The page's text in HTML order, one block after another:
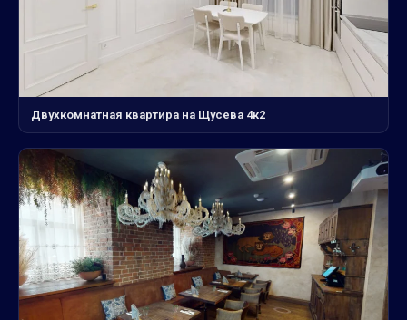
Двухкомнатная квартира на Щусева 4к2